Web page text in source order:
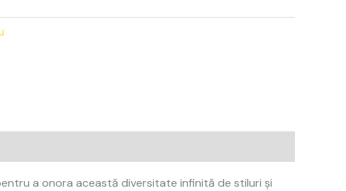
a onora această diversitate infinită de stiluri și